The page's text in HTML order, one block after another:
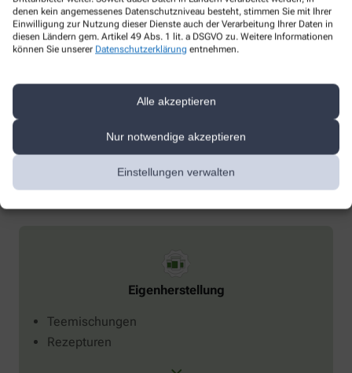
denen kein angemessenes Datenschutzniveau besteht, stimmen Sie mit Ihrer
Einwilligung zur Nutzung dieser Dienste auch der Verarbeitung Ihrer Daten in
diesen Ländern gem. Artikel 49 Abs. 1 lit. a DSGVO zu. Weitere Informationen
können Sie unserer Datenschutzerklärung entnehmen.
Alle akzeptieren
Nur notwendige akzeptieren
Einstellungen verwalten
Eigenherstellung
Teemischungen
Rezepturen